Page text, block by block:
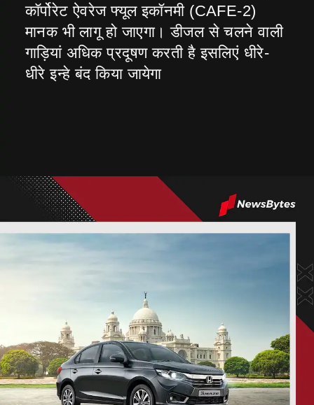
कॉर्पोरेट ऐवरेज फ्यूल इकॉनमी (CAFE-2)
मानक भी लागू हो जाएगा। डीजल से चलने वाली
गाड़ियां अधिक प्रदूषण करती है इसलिएं धीरे-
धीरे इन्हे बंद किया जायेगा